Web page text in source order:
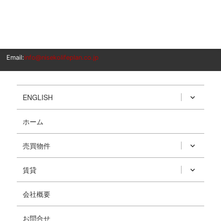
Email:info@nisekolifeplan.co.jp
ENGLISH
ホーム
売買物件
賃貸
会社概要
お問合せ